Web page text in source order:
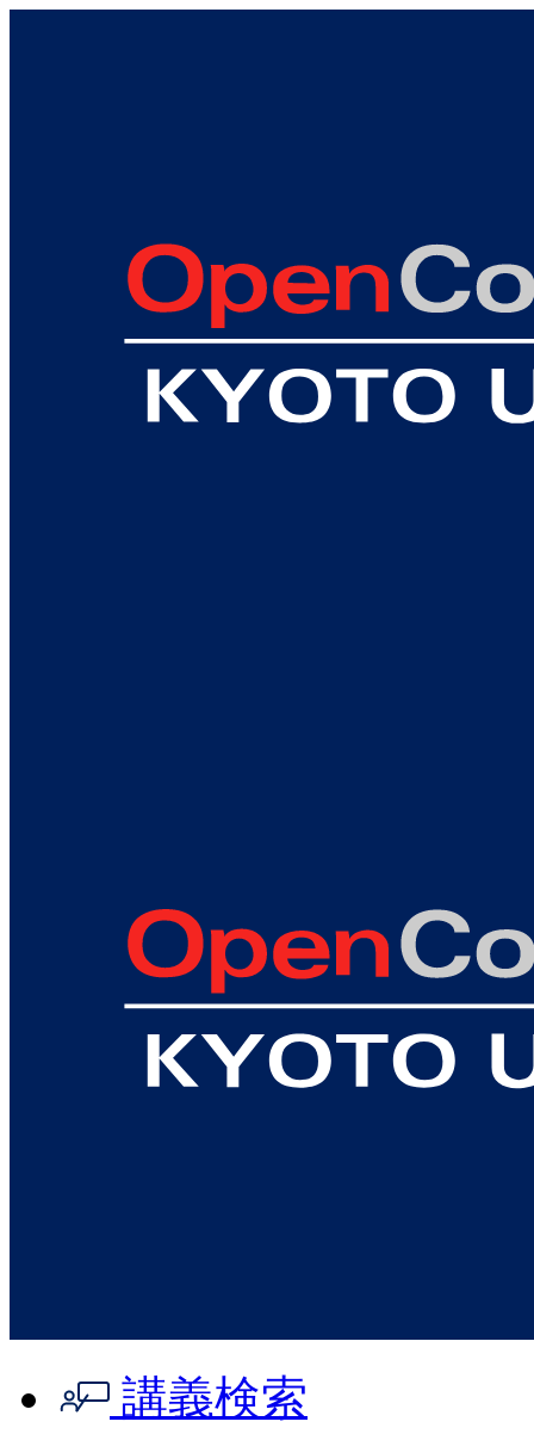
講義検索